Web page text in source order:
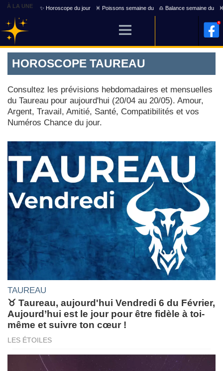
À LA UNE ✨ Horoscope du jour ♓ Poissons semaine du ♎ Balance semaine du
HOROSCOPE TAUREAU
Consultez les prévisions hebdomadaires et mensuelles
du Taureau pour aujourd'hui (20/04 au 20/05). Amour,
Argent, Travail, Amitié, Santé, Compatibilités et vos
Numéros Chance du jour.
TAUREAU
♉ Taureau, aujourd'hui Vendredi 6 du Février,
Aujourd’hui est le jour pour être fidèle à toi-
même et suivre ton cœur !
LES ÉTOILES